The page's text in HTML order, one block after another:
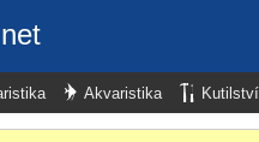
Akvaristika Kutilství